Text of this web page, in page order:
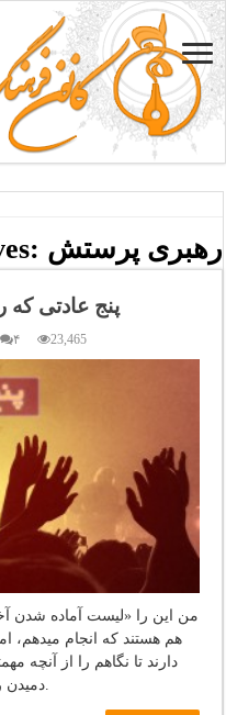
رهبری پرستش
پنج عادتی که
۴ 23,465
من این را «لیست آماده شدن
هم هستند که انجام میدهم،
دارند تا نگاهم را از آنچه
دمیدن روحی تازه در کالبد ریتم هفتگی ماست.